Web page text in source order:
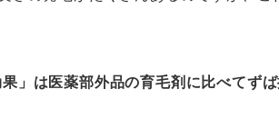
」は医薬部外品の育毛剤に比べてず